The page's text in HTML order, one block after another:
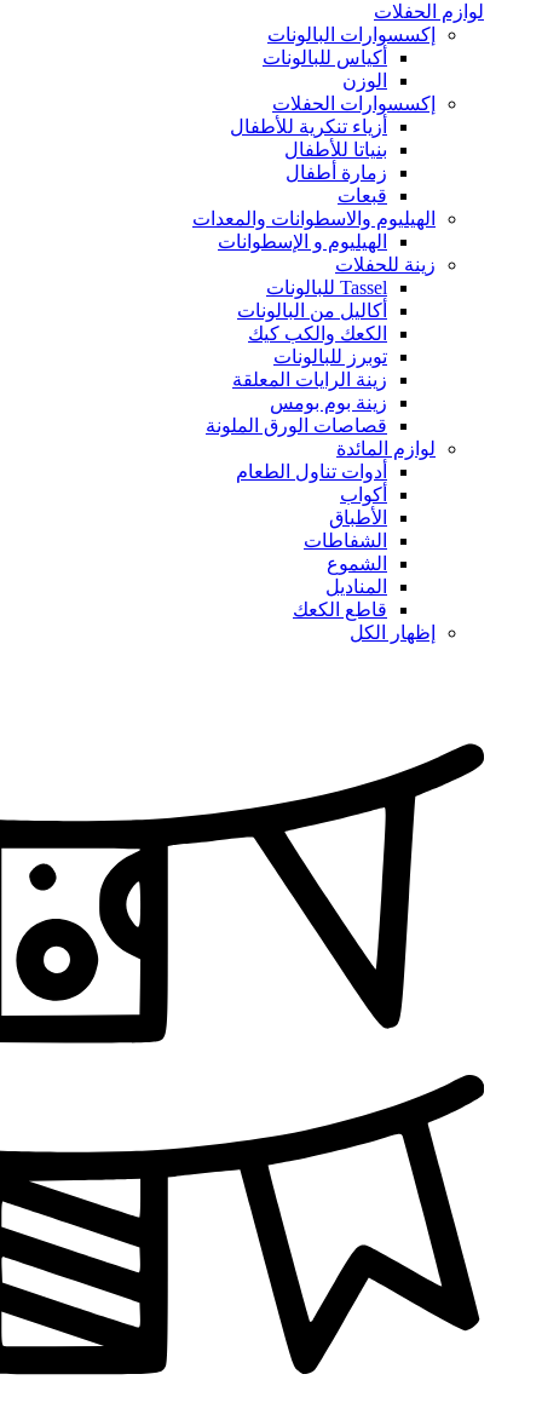
لوازم الحفلات
إكسسوارات البالونات
أكياس للبالونات
الوزن
إكسسوارات الحفلات
أزياء تنكرية للأطفال
بنياتا للأطفال
زمارة أطفال
قبعات
الهيليوم والاسطوانات والمعدات
الهيليوم و الإسطوانات
زينة للحفلات
Tassel للبالونات
أكاليل من البالونات
الكعك والكب كيك
توبرز للبالونات
زينة الرايات المعلقة
زينة بوم بومس
قصاصات الورق الملونة
لوازم المائدة
أدوات تناول الطعام
أكواب
الأطباق
الشفاطات
الشموع
المناديل
قاطع الكعك
إظهار الكل